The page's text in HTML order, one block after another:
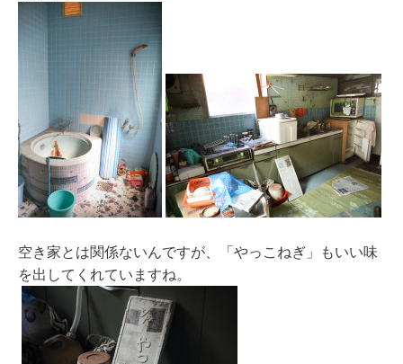
空き家とは関係ないんですが、「やっこねぎ」もいい味
を出してくれていますね。